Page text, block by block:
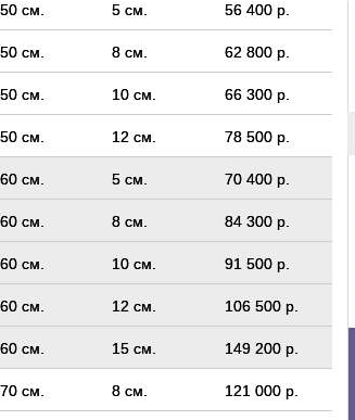
см. 5 см. 56 400 р.
см. 8 см. 62 800 р.
см. 10 см. 66 300 р.
см. 12 см. 78 500 р.
см. 5 см. 70 400 р.
см. 8 см. 84 300 р.
см. 10 см. 91 500 р.
см. 12 см. 106 500 р.
см. 15 см. 149 200 р.
см. 8 см. 121 000 р.